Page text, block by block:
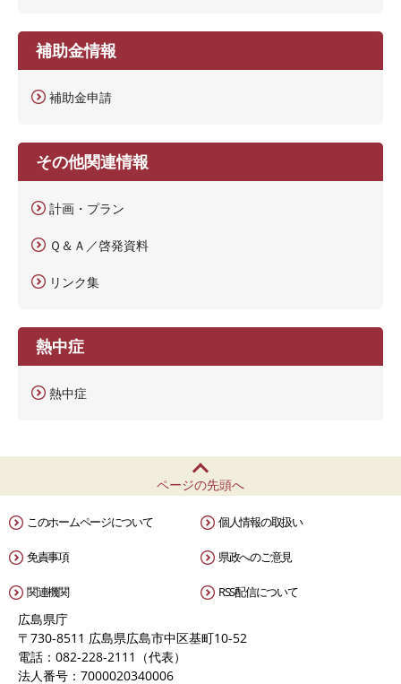
補助金情報
補助金申請
その他関連情報
計画・プラン
Ｑ＆Ａ／啓発資料
リンク集
熱中症
熱中症
ページの先頭へ
このホームページについて 個人情報の取扱い
免責事項 県政へのご意見
関連機関 RSS配信について
広島県庁
〒730-8511 広島県広島市中区基町10-52
電話：082-228-2111（代表）
法人番号：7000020340006